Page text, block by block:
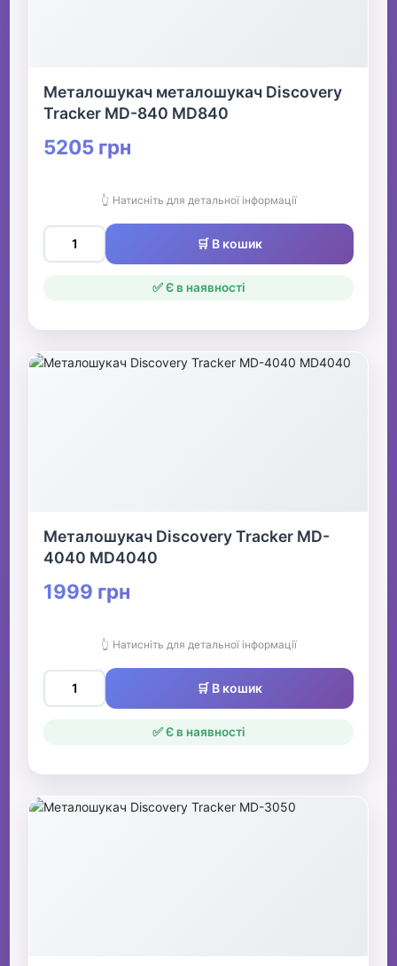
Металошукач металошукач Discovery
Tracker MD-840 MD840
5205 грн
👆 Натисніть для детальної інформації
🛒 В кошик
✅ Є в наявності
Металошукач Discovery Tracker MD-
4040 MD4040
1999 грн
👆 Натисніть для детальної інформації
🛒 В кошик
✅ Є в наявності